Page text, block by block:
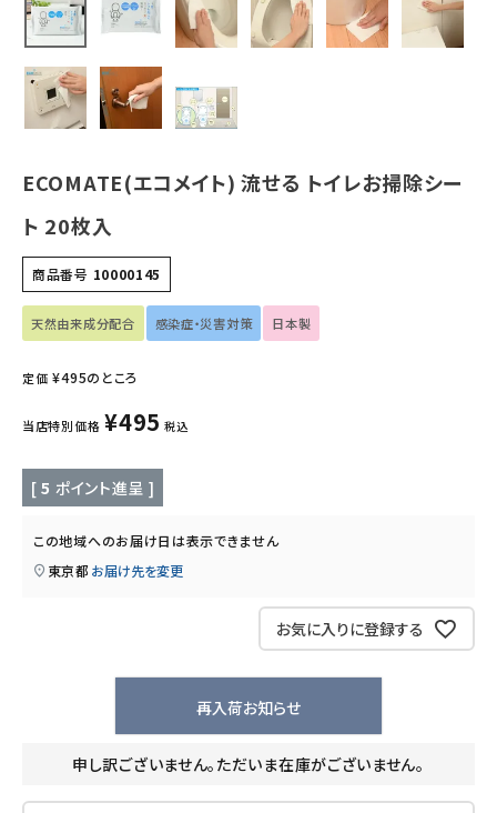
美容・コスメ・香水
衛生用品
フェムケア
インナー・下着・ナイトウェア
キッズ・ベビー・マタニティ
キッチン用品
ブランド
定期購入
ECOMATE(エコメイト) 流せる トイレお掃除シー
ト 20枚入
商品番号 10000145
天然由来成分配合 感染症・災害対策 日本製
定価 ¥495のところ
当店特別価格 ¥495 税込
[ 5 ポイント進呈 ]
この地域へのお届け日は表示できません
東京都 お届け先を変更
お気に入りに登録する
再入荷お知らせ
申し訳ございません。ただいま在庫がございません。